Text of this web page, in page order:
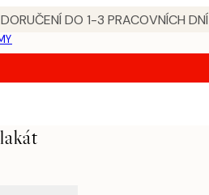
DO 1-3 PRACOVNÍCH DNÍ